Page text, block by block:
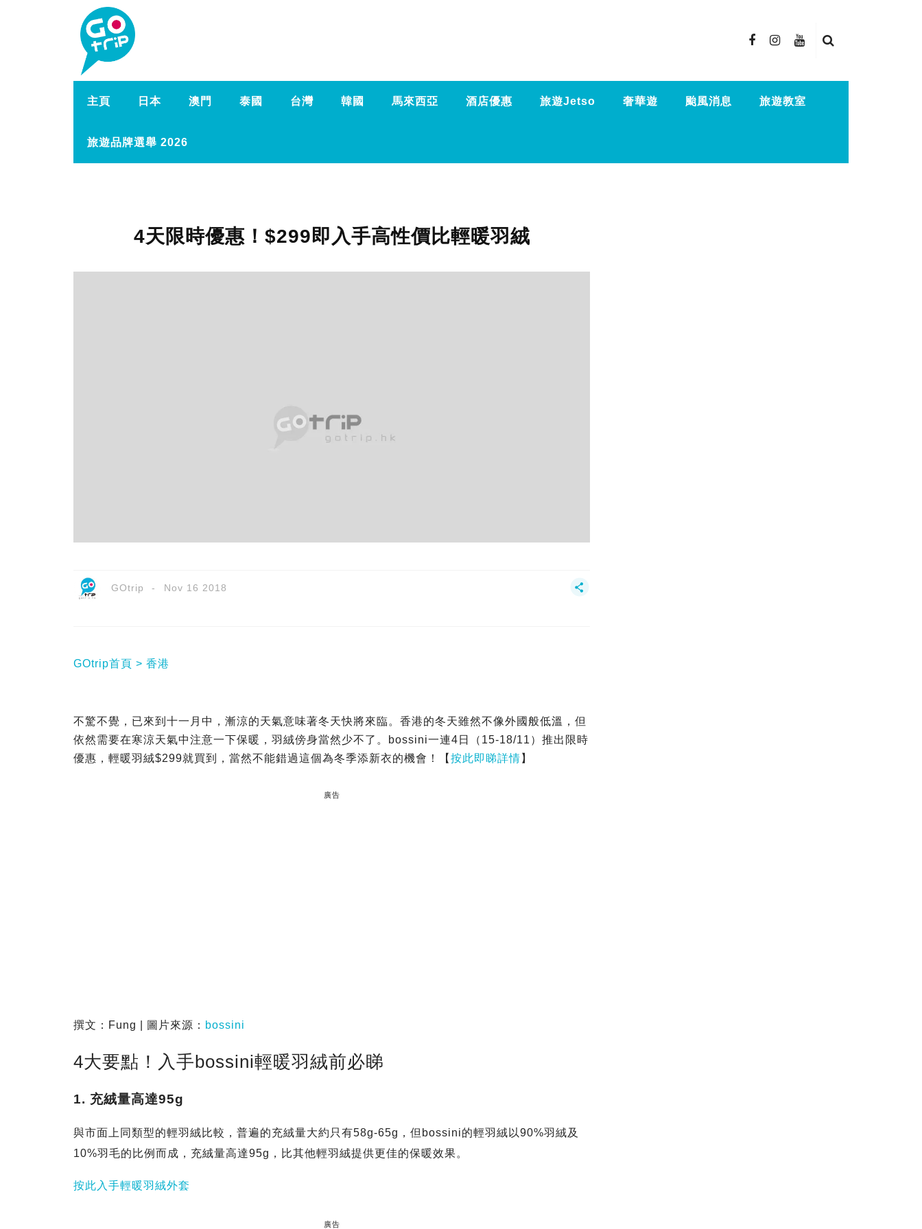
主頁 日本 澳門 泰國 台灣 韓國 馬來西亞 酒店優惠 旅遊Jetso 奢華遊 颱風消息 旅遊教室
旅遊品牌選舉 2026
4天限時優惠！$299即入手高性價比輕暖羽絨
GOtrip Nov 16 2018
GOtrip首頁 香港
不驚不覺，已來到十一月中，漸涼的天氣意味著冬天快將來臨。香港的冬天雖然不像外國般低溫，但
依然需要在寒涼天氣中注意一下保暖，羽絨傍身當然少不了。bossini一連4日（15-18/11）推出限時
優惠，輕暖羽絨$299就買到，當然不能錯過這個為冬季添新衣的機會！【 按此即睇詳情 】
廣告
撰文：Fung | 圖片來源： bossini
4大要點！入手bossini輕暖羽絨前必睇
1. 充絨量高達95g
與市面上同類型的輕羽絨比較，普遍的充絨量大約只有58g-65g，但bossini的輕羽絨以90%羽絨及
10%羽毛的比例而成，充絨量高達95g，比其他輕羽絨提供更佳的保暖效果。
按此入手輕暖羽絨外套
廣告